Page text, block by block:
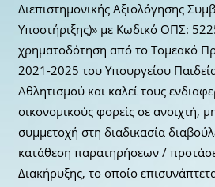
Διεπιστημονικής Αξιολόγησης
Υποστήριξης)» με Κωδικό ΟΠΣ:
χρηματοδότηση από το Τομεακό
2021-2025 του Υπουργείου
Αθλητισμού και καλεί τους
οικονομικούς φορείς σε ανοιχτή,
συμμετοχή στη διαδικασία
κατάθεση παρατηρήσεων /
Διακήρυξης, το οποίο